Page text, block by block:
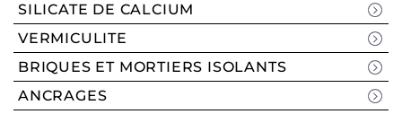
SILICATE DE CALCIUM
VERMICULITE
BRIQUES ET MORTIERS ISOLANTS
ANCRAGES